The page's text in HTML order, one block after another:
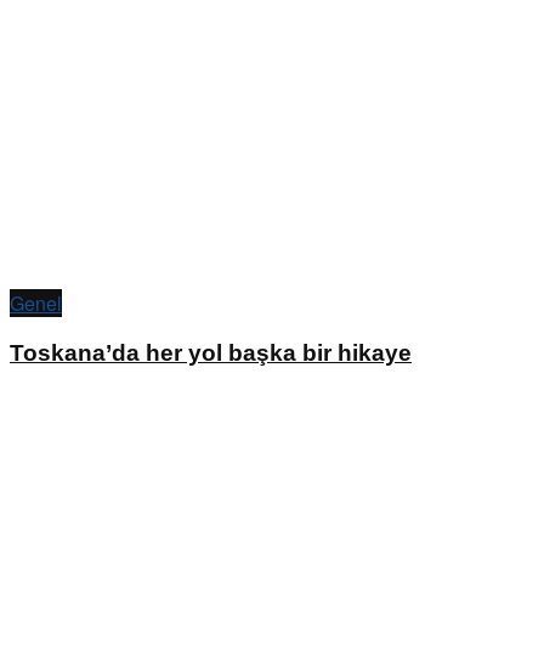
Genel
Toskana’da her yol başka bir hikaye